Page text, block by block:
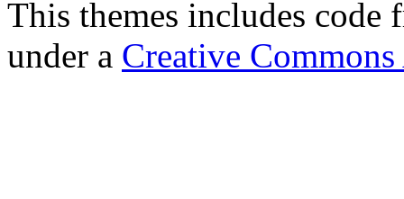
This themes includes code
under a Creative